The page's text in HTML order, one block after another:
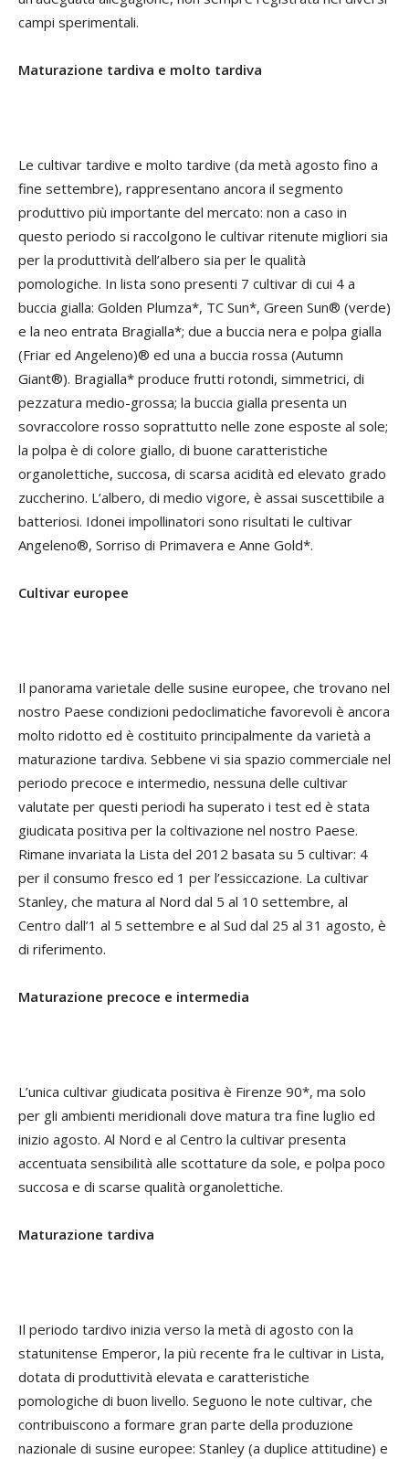
campi sperimentali.
Maturazione tardiva e molto tardiva
Le cultivar tardive e molto tardive (da metà agosto fino a
fine settembre), rappresentano ancora il segmento
produttivo più importante del mercato: non a caso in
questo periodo si raccolgono le cultivar ritenute migliori sia
per la produttività dell’albero sia per le qualità
pomologiche. In lista sono presenti 7 cultivar di cui 4 a
buccia gialla: Golden Plumza*, TC Sun*, Green Sun® (verde)
e la neo entrata Bragialla*; due a buccia nera e polpa gialla
(Friar ed Angeleno)® ed una a buccia rossa (Autumn
Giant®). Bragialla* produce frutti rotondi, simmetrici, di
pezzatura medio-grossa; la buccia gialla presenta un
sovraccolore rosso soprattutto nelle zone esposte al sole;
la polpa è di colore giallo, di buone caratteristiche
organolettiche, succosa, di scarsa acidità ed elevato grado
zuccherino. L’albero, di medio vigore, è assai suscettibile a
batteriosi. Idonei impollinatori sono risultati le cultivar
Angeleno®, Sorriso di Primavera e Anne Gold*.
Cultivar europee
Il panorama varietale delle susine europee, che trovano nel
nostro Paese condizioni pedoclimatiche favorevoli è ancora
molto ridotto ed è costituito principalmente da varietà a
maturazione tardiva. Sebbene vi sia spazio commerciale nel
periodo precoce e intermedio, nessuna delle cultivar
valutate per questi periodi ha superato i test ed è stata
giudicata positiva per la coltivazione nel nostro Paese.
Rimane invariata la Lista del 2012 basata su 5 cultivar: 4
per il consumo fresco ed 1 per l’essiccazione. La cultivar
Stanley, che matura al Nord dal 5 al 10 settembre, al
Centro dall’1 al 5 settembre e al Sud dal 25 al 31 agosto, è
di riferimento.
Maturazione precoce e intermedia
L’unica cultivar giudicata positiva è Firenze 90*, ma solo
per gli ambienti meridionali dove matura tra fine luglio ed
inizio agosto. Al Nord e al Centro la cultivar presenta
accentuata sensibilità alle scottature da sole, e polpa poco
succosa e di scarse qualità organolettiche.
Maturazione tardiva
Il periodo tardivo inizia verso la metà di agosto con la
statunitense Emperor, la più recente fra le cultivar in Lista,
dotata di produttività elevata e caratteristiche
pomologiche di buon livello. Seguono le note cultivar, che
contribuiscono a formare gran parte della produzione
nazionale di susine europee: Stanley (a duplice attitudine) e